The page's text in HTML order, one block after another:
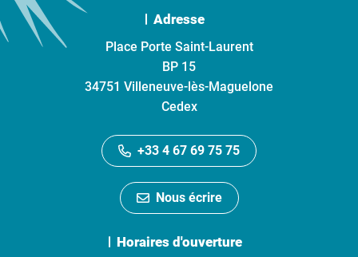
Adresse
Place Porte Saint-Laurent
BP 15
34751 Villeneuve-lès-Maguelone
Cedex
+33 4 67 69 75 75
Nous écrire
Horaires d'ouverture